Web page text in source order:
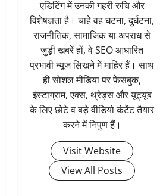
एडिटिंग में उनकी गहरी रुचि और
विशेषज्ञता है। चाहे वह घटना, दुर्घटना,
राजनीतिक, सामाजिक या अपराध से
जुड़ी खबरें हों, वे SEO आधारित
प्रभावी न्यूज लिखने में माहिर हैं। साथ
ही सोशल मीडिया पर फेसबुक,
इंस्टाग्राम, एक्स, थ्रेड्स और यूट्यूब
के लिए छोटे व बड़े वीडियो कंटेंट तैयार
करने में निपुण हैं।
Visit Website
View All Posts